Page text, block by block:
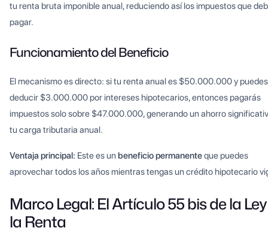
tu renta bruta imponible anual, reduciendo así los impuestos que
pagar.
Funcionamiento del Beneficio
El mecanismo es directo: si tu renta anual es $50.000.000 y puedes
deducir $3.000.000 por intereses hipotecarios, entonces pagarás
impuestos solo sobre $47.000.000, generando un ahorro
tu carga tributaria anual.
Ventaja principal: Este es un beneficio permanenteque puedes
aprovechar todos los años mientras tengas un crédito hipotecario
Marco Legal: El Artículo 55 bis de la
la Renta